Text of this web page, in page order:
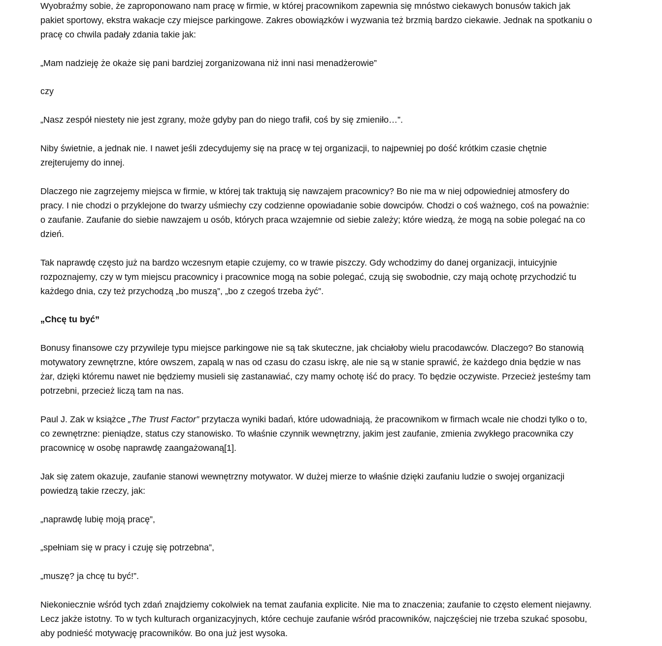
Wyobraźmy sobie, że zaproponowano nam pracę w firmie, w której pracownikom zapewnia się mnóstwo ciekawych bonusów takich jak
pakiet sportowy, ekstra wakacje czy miejsce parkingowe. Zakres obowiązków i wyzwania też brzmią bardzo ciekawie. Jednak na spotkaniu o
pracę co chwila padały zdania takie jak:
„Mam nadzieję że okaże się pani bardziej zorganizowana niż inni nasi menadżerowie”
czy
„Nasz zespół niestety nie jest zgrany, może gdyby pan do niego trafił, coś by się zmieniło…”.
Niby świetnie, a jednak nie. I nawet jeśli zdecydujemy się na pracę w tej organizacji, to najpewniej po dość krótkim czasie chętnie
zrejterujemy do innej.
Dlaczego nie zagrzejemy miejsca w firmie, w której tak traktują się nawzajem pracownicy? Bo nie ma w niej odpowiedniej atmosfery do
pracy. I nie chodzi o przyklejone do twarzy uśmiechy czy codzienne opowiadanie sobie dowcipów. Chodzi o coś ważnego, coś na poważnie:
o zaufanie. Zaufanie do siebie nawzajem u osób, których praca wzajemnie od siebie zależy; które wiedzą, że mogą na sobie polegać na co
dzień.
Tak naprawdę często już na bardzo wczesnym etapie czujemy, co w trawie piszczy. Gdy wchodzimy do danej organizacji, intuicyjnie
rozpoznajemy, czy w tym miejscu pracownicy i pracownice mogą na sobie polegać, czują się swobodnie, czy mają ochotę przychodzić tu
każdego dnia, czy też przychodzą „bo muszą”, „bo z czegoś trzeba żyć”.
„Chcę tu być”
Bonusy finansowe czy przywileje typu miejsce parkingowe nie są tak skuteczne, jak chciałoby wielu pracodawców. Dlaczego? Bo stanowią
motywatory zewnętrzne, które owszem, zapalą w nas od czasu do czasu iskrę, ale nie są w stanie sprawić, że każdego dnia będzie w nas
żar, dzięki któremu nawet nie będziemy musieli się zastanawiać, czy mamy ochotę iść do pracy. To będzie oczywiste. Przecież jesteśmy tam
potrzebni, przecież liczą tam na nas.
Paul J. Zak w książce „The Trust Factor”przytacza wyniki badań, które udowadniają, że pracownikom w firmach wcale nie chodzi tylko o to,
co zewnętrzne: pieniądze, status czy stanowisko. To właśnie czynnik wewnętrzny, jakim jest zaufanie, zmienia zwykłego pracownika czy
pracownicę w osobę naprawdę zaangażowaną[1].
Jak się zatem okazuje, zaufanie stanowi wewnętrzny motywator. W dużej mierze to właśnie dzięki zaufaniu ludzie o swojej organizacji
powiedzą takie rzeczy, jak:
„naprawdę lubię moją pracę”,
„spełniam się w pracy i czuję się potrzebna”,
„muszę? ja chcę tu być!”.
Niekoniecznie wśród tych zdań znajdziemy cokolwiek na temat zaufania explicite. Nie ma to znaczenia; zaufanie to często element niejawny.
Lecz jakże istotny. To w tych kulturach organizacyjnych, które cechuje zaufanie wśród pracowników, najczęściej nie trzeba szukać sposobu,
aby podnieść motywację pracowników. Bo ona już jest wysoka.